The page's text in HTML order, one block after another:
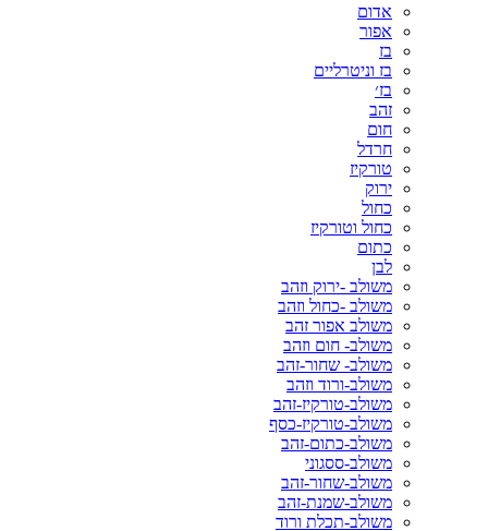
אדום
אפור
בז
בז וניטרליים
בז׳
זהב
חום
חרדל
טורקיז
ירוק
כחול
כחול וטורקיז
כתום
לבן
משולב -ירוק וזהב
משולב -כחול וזהב
משולב אפור זהב
משולב- חום וזהב
משולב- שחור-זהב
משולב-ורוד וזהב
משולב-טורקיז-זהב
משולב-טורקיז-כסף
משולב-כתום-זהב
משולב-ססגוני
משולב-שחור-זהב
משולב-שמנת-זהב
משולב-תכלת ורוד